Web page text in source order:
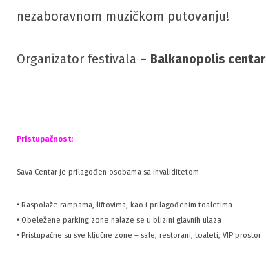
nezaboravnom muzičkom putovanju!
Organizator festivala – Balkanopolis centar
Pristupačnost:
Sava Centar je prilagođen osobama sa invaliditetom
• Raspolaže rampama, liftovima, kao i prilagođenim toaletima
• Obeležene parking zone nalaze se u blizini glavnih ulaza
• Pristupačne su sve ključne zone – sale, restorani, toaleti, VIP prostor